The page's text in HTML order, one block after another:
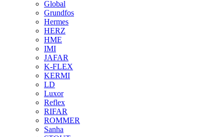
Global
Grundfos
Hermes
HERZ
HME
IMI
JAFAR
K-FLEX
KERMI
LD
Luxor
Reflex
RIFAR
ROMMER
Sanha